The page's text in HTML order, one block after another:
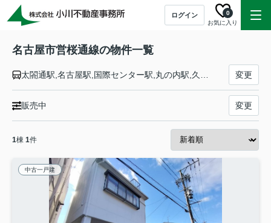
ログイン
お気に入り
0
名古屋市営桜通線の物件一覧
変更
販売中 変更
1棟 1件
中古一戸建